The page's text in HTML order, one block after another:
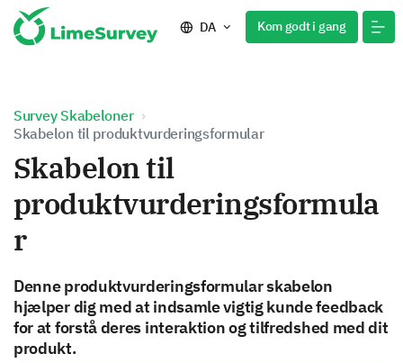
DA Kom godt i gang
Survey Skabeloner
Skabelon til produktvurderingsformular
Skabelon til
produktvurderingsformula
r
Denne produktvurderingsformular skabelon
hjælper dig med at indsamle vigtig kunde feedback
for at forstå deres interaktion og tilfredshed med dit
produkt.